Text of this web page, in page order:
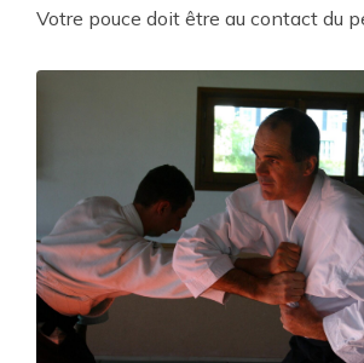
Votre pouce doit être au contact du